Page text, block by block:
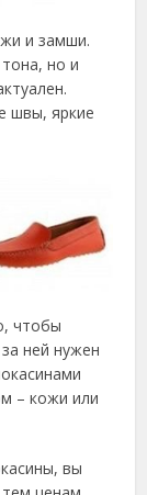
и замши.
но и
швы, яркие
чтобы
ней нужен
– кожи или
вы